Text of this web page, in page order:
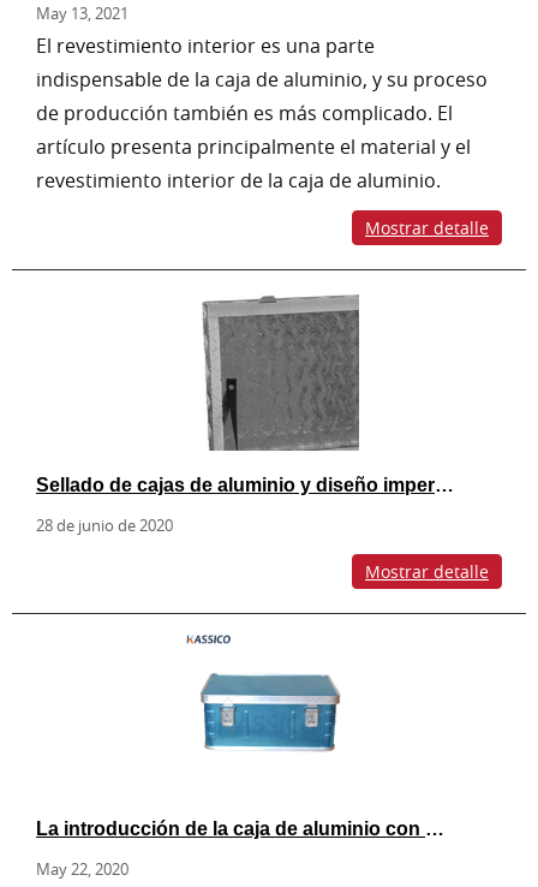
May 13, 2021
El revestimiento interior es una parte
indispensable de la caja de aluminio, y su proceso
de producción también es más complicado. El
artículo presenta principalmente el material y el
revestimiento interior de la caja de aluminio.
Mostrar detalle
Sellado de cajas de aluminio y diseño impermeable.
28 de junio de 2020
Mostrar detalle
La introducción de la caja de aluminio con película
May 22, 2020